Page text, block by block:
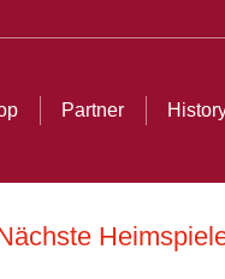
Partner